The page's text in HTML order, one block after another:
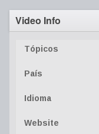
Video Info
Tópicos
País
Idioma
Website